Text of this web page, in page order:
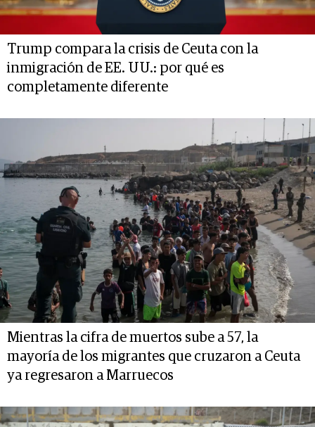
Trump compara la crisis de Ceuta con la
inmigración de EE. UU.: por qué es
completamente diferente
Mientras la cifra de muertos sube a 57, la
mayoría de los migrantes que cruzaron a Ceuta
ya regresaron a Marruecos